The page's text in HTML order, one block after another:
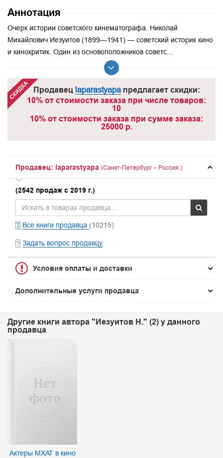
Аннотация
Очерк истории советского кинематографа. Николай
Михайлович Иезуитов (1899—1941) — советский историк кино
и кинокритик. Один из основоположников советс...
Продавец laparastyapaпредлагает скидки:
10% от стоимости заказа при числе товаров:
10
10% от стоимости заказа при сумме заказа:
25000 р.
Продавец: laparastyapa (Санкт-Петербург – Россия.)
(2542 продаж с 2019 г.)
Все книги продавца (10215)
Задать вопрос продавцу
Условия оплаты и доставки
Дополнительные услуги продавца
Другие книги автора "Иезуитов Н." (2) у данного
продавца
Актеры МХАТ в кино